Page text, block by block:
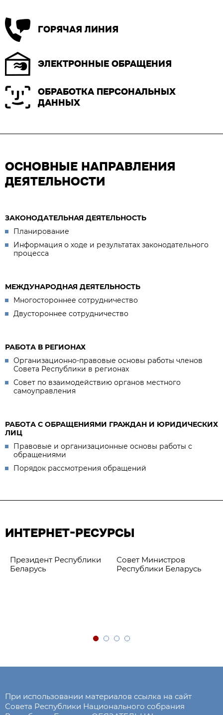
ГОРЯЧАЯ ЛИНИЯ
ЭЛЕКТРОННЫЕ ОБРАЩЕНИЯ
ОБРАБОТКА ПЕРСОНАЛЬНЫХ
ДАННЫХ
ОСНОВНЫЕ НАПРАВЛЕНИЯ
ДЕЯТЕЛЬНОСТИ
ЗАКОНОДАТЕЛЬНАЯ ДЕЯТЕЛЬНОСТЬ
Планирование
Информация о ходе и результатах законодательного
процесса
МЕЖДУНАРОДНАЯ ДЕЯТЕЛЬНОСТЬ
Многостороннее сотрудничество
Двустороннее сотрудничество
РАБОТА В РЕГИОНАХ
Организационно-правовые основы работы членов
Совета Республики в регионах
Совет по взаимодействию органов местного
самоуправления
РАБОТА С ОБРАЩЕНИЯМИ ГРАЖДАН И ЮРИДИЧЕСКИХ
ЛИЦ
Правовые и организационные основы работы с
обращениями
Порядок рассмотрения обращений
ИНТЕРНЕТ-РЕСУРСЫ
Президент Республики
Беларусь
Совет Министров
Республики Беларусь
При использовании материалов ссылка на сайт
Совета Республики Национального собрания